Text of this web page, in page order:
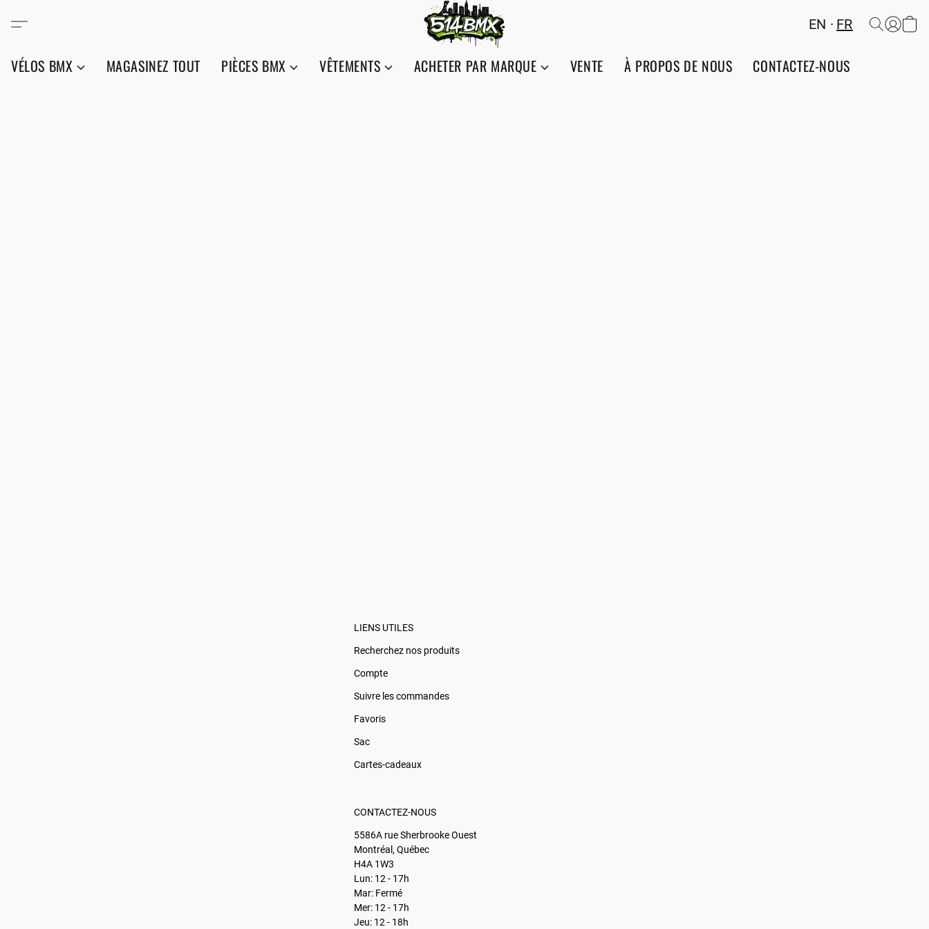
EN FR
VÉLOS BMX MAGASINEZ TOUT PIÈCES BMX VÊTEMENTS ACHETER PAR MARQUE VENTE À PROPOS DE NOUS CONTACTEZ-NOUS
LIENS UTILES
Recherchez nos produits
Compte
Suivre les commandes
Favoris
Sac
Cartes-cadeaux
CONTACTEZ-NOUS
5586A rue Sherbrooke Ouest
Montréal, Québec
H4A 1W3
Lun: 12 - 17h
Mar: Fermé
Mer: 12 - 17h
Jeu: 12 - 18h